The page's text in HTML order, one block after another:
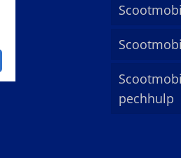
pechhulp